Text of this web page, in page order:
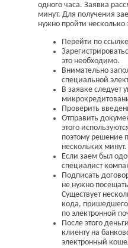
одного часа. Заявка
минут. Для получения
нужно пройти несколько
Перейти по
это необходимо.
Внимательно
специальной
В заявке следует
Проверить
Отправить
этого
поэтому решение
нескольких минут.
Если заем был
специалист
Подписать
не нужно
Существует
кода,
по электронной
После этого
клиенту на
электронный